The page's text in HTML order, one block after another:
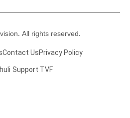
All rights reserved.
Contact UsPrivacy Policy
Support TVF